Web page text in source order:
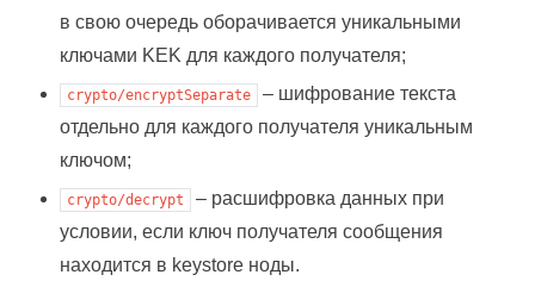
в свою очередь оборачивается уникальными
ключами KEK для каждого получателя;
crypto/encryptSeparate
– шифрование текста
отдельно для каждого получателя уникальным
ключом;
crypto/decrypt
– расшифровка данных при
условии, если ключ получателя сообщения
находится в keystore ноды.